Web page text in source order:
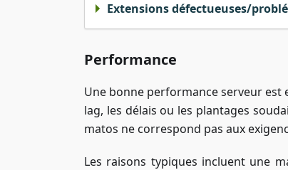
Extensions défectueuses/
Performance
Une bonne performance serveur est
lag, les délais ou les plantages
matos ne correspond pas aux
Les raisons typiques incluent une